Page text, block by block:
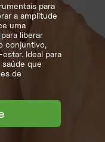
para
a amplitude
uma
liberar
conjuntivo,
Ideal para
que
de